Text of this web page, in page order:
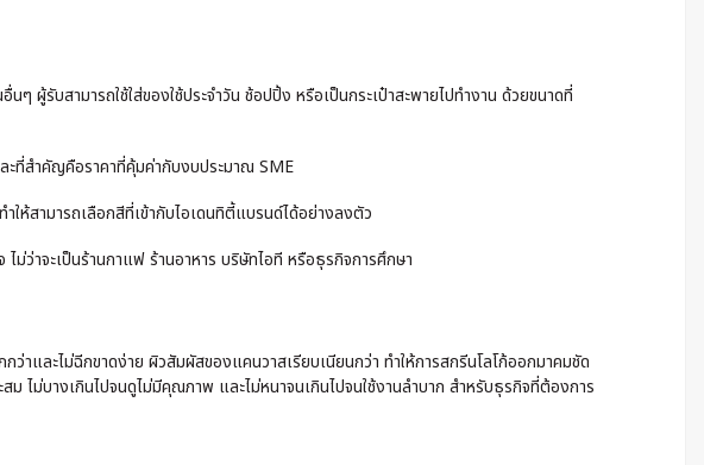
ผู้รับสามารถใช้ใส่ของใช้ประจำวัน ช้อปปิ้ง หรือเป็นกระเป๋าสะพายไปทำงาน ด้วยขนาดที่
ะที่สำคัญคือราคาที่คุ้มค่ากับงบประมาณ SME
ให้สามารถเลือกสีที่เข้ากับไอเดนทิตี้แบรนด์ได้อย่างลงตัว
ม่ว่าจะเป็นร้านกาแฟ ร้านอาหาร บริษัทไอที หรือธุรกิจการศึกษา
าและไม่ฉีกขาดง่าย ผิวสัมผัสของแคนวาสเรียบเนียนกว่า ทำให้การสกรีนโลโก้ออกมาคมชัด
ไม่บางเกินไปจนดูไม่มีคุณภาพ และไม่หนาจนเกินไปจนใช้งานลำบาก สำหรับธุรกิจที่ต้องการ